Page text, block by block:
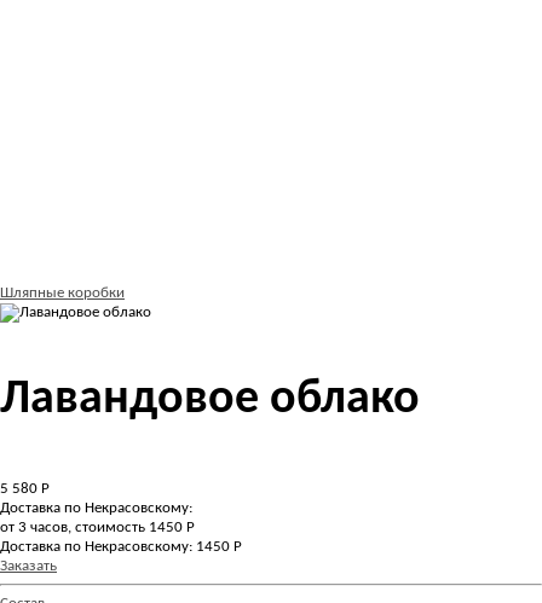
Шляпные коробки
Лавандовое облако
5 580 Р
Доставка по Некрасовскому:
от 3 часов, стоимость 1450 Р
Доставка по Некрасовскому: 1450 Р
Заказать